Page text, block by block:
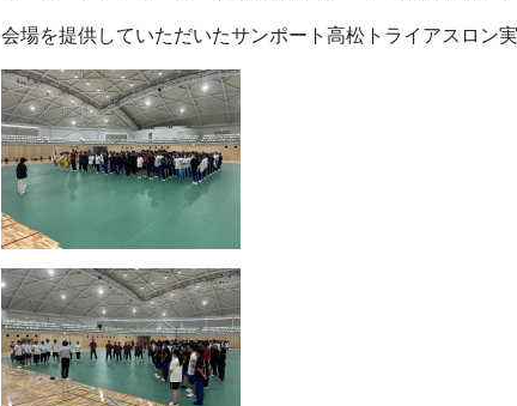
会場を提供していただいたサンポート高松トライアスロン